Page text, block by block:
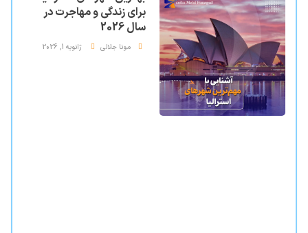
برای زندگی و مهاجرت در
سال 2026
مونا جلالی ژانویه 1, 2026